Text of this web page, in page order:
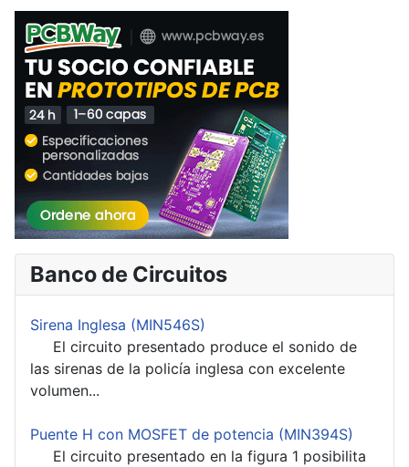
Banco de Circuitos
Sirena Inglesa (MIN546S)
El circuito presentado produce el sonido de
las sirenas de la policía inglesa con excelente
volumen...
Puente H con MOSFET de potencia (MIN394S)
El circuito presentado en la figura 1 posibilita